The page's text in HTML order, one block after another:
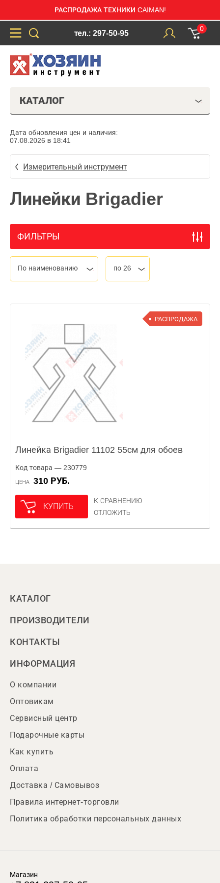
РАСПРОДАЖА ТЕХНИКИ CAIMAN!
тел.: 297-50-95
0
КАТАЛОГ
Дата обновления цен и наличия:
07.08.2026 в 18:41
Измерительный инструмент
Линейки Brigadier
ФИЛЬТРЫ
По наименованию по 26
РАСПРОДАЖА
Линейка Brigadier 11102 55см для обоев
Код товара — 230779
ЦЕНА 310 РУБ.
КУПИТЬ
К СРАВНЕНИЮ
ОТЛОЖИТЬ
КАТАЛОГ
ПРОИЗВОДИТЕЛИ
КОНТАКТЫ
ИНФОРМАЦИЯ
О компании
Оптовикам
Сервисный центр
Подарочные карты
Как купить
Оплата
Доставка / Самовывоз
Правила интернет-торговли
Политика обработки персональных данных
Магазин